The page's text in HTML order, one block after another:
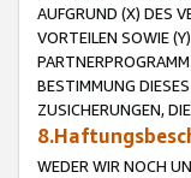
AUFGRUND (X) DES
VORTEILEN SOWIE
BESTIMMUNG
ZUSICHERUNGEN,
WEDER WIR NOCH